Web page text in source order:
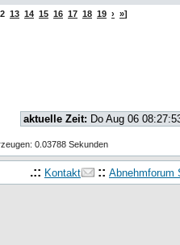
13 14 15 16 17 18 19 › »]
aktuelle Zeit: Do Aug 06
0.03788 Sekunden
.:: Kontakt :: Abnehmforum